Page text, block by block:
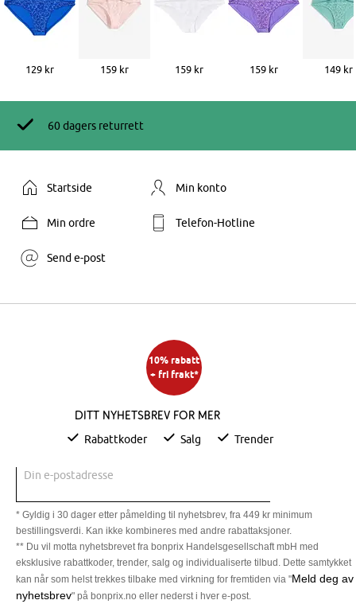
129 kr 159 kr 159 kr 159 kr 149 kr
60 dagers returrett
Startside Min konto
Min ordre Telefon-Hotline
Send e-post
10% rabatt
+ fri frakt*
Ditt nyhetsbrev for mer
Rabattkoder Salg Trender
Din e-postadresse
* Gyldig i 30 dager etter påmelding til nyhetsbrev, fra 449 kr minimum
bestillingsverdi. Kan ikke kombineres med andre rabattaksjoner.
** Du vil motta nyhetsbrevet fra bonprix Handelsgesellschaft mbH med
eksklusive rabattkoder, trender, salg og individualiserte tilbud. Dette samtykket
kan når som helst trekkes tilbake med virkning for fremtiden via "Meld deg av
nyhetsbrev" på bonprix.no eller nederst i hver e-post.